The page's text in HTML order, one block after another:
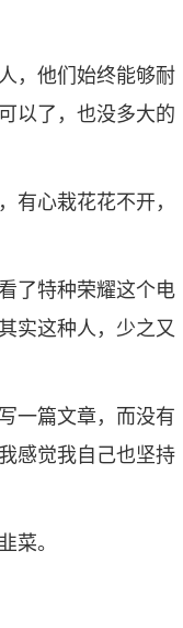
，他们始终能够耐
以了，也没多大的
心栽花花不开，
了特种荣耀这个电
实这种人，少之又
一篇文章，而没有
感觉我自己也坚持
。